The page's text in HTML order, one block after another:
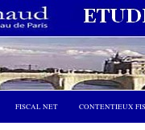
FISCAL NET CONTENTIEUX